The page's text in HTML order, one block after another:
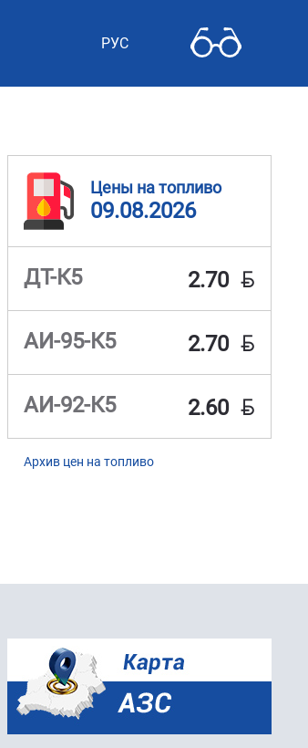
РУС
Цены на топливо
09.08.2026
ДТ-К5 2.70 BYN
АИ-95-К5 2.70 BYN
АИ-92-К5 2.60 BYN
Архив цен на топливо